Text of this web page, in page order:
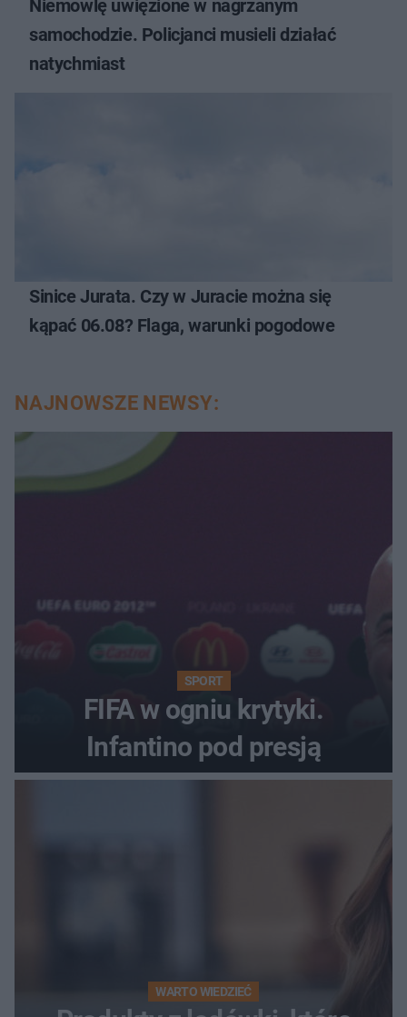
Niemowlę uwięzione w nagrzanym
samochodzie. Policjanci musieli działać
natychmiast
Sinice Jurata. Czy w Juracie można się
kąpać 06.08? Flaga, warunki pogodowe
NAJNOWSZE NEWSY:
SPORT
FIFA w ogniu krytyki.
Infantino pod presją
WARTO WIEDZIEĆ